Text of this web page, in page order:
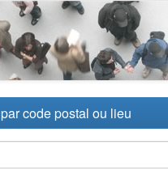
code postal ou lieu